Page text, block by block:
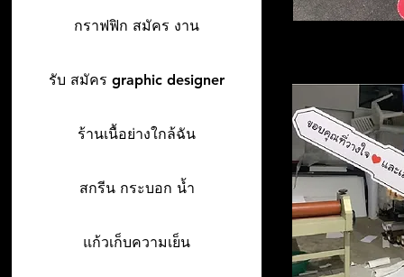
กราฟฟิก สมัคร งาน
รับ สมัคร graphic designer
ร้านเนื้อย่างใกล้ฉัน
สกรีน กระบอก น้ำ
แก้วเก็บความเย็น